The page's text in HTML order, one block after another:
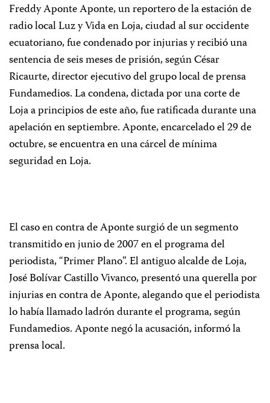
Freddy AponteAponte, un reportero de la estación de
radio local Luz y Vida en Loja, ciudad al sur occidente
ecuatoriano, fue condenado por injurias y recibió una
sentencia de seis meses de prisión, según César
Ricaurte, director ejecutivo del grupo local de prensa
Fundamedios. La condena, dictada por una corte de
Loja a principios de este año, fue ratificada durante una
apelación en septiembre. Aponte, encarcelado el 29 de
octubre, se encuentra en una cárcel de mínima
seguridad en Loja.
El caso en contra de Aponte surgió de un segmento
transmitido en junio de 2007 en el programa del
periodista, “Primer Plano”. El antiguo alcalde de Loja,
José Bolívar Castillo Vivanco, presentó una querella por
injurias en contra de Aponte, alegando que el periodista
lo había llamado ladrón durante el programa, según
Fundamedios. Aponte negó la acusación, informó la
prensa local.